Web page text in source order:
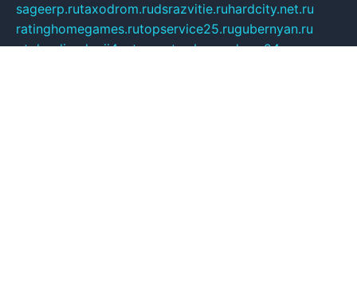
sageerp.rutaxodrom.rudsrazvitie.ruhardcity.net.ru
ratinghomegames.rutopservice25.rugubernyan.ru
gtglasslined.ruii4.rutssport.spb.ruandorra24.com